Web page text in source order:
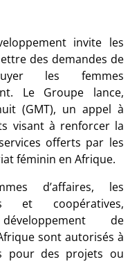
invite les
des demandes de
les femmes
Le Groupe lance,
(GMT), un appel à
visant à renforcer la
offerts par les
féminin en Afrique.
d’affaires, les
et coopératives,
de
sont autorisés à
pour des projets ou